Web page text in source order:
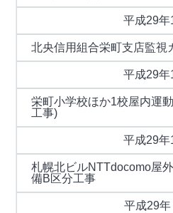
平成29年
北央信用組合栄町支店監視
平成29年
栄町小学校ほか1校屋内運
工事)
平成29年
札幌北ビルNTTdocomo屋
備B区分工事
平成29年